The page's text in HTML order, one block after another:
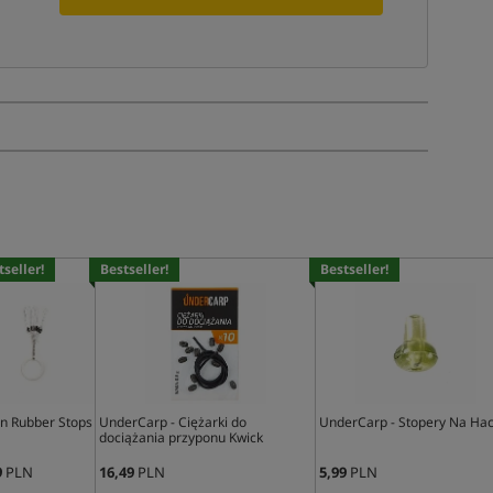
Rubber Stops
PLN
Bestseller!
UnderCarp - Ciężarki do
dociążania przyponu Kwick
16,49PLN
Bestseller!
UnderCarp - Stopery Na
5,99PLN